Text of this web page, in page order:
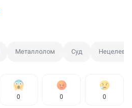
Металлолом Суд
0 0 0